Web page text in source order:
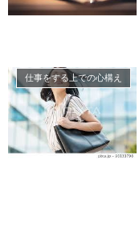
仕事をする上での心構え